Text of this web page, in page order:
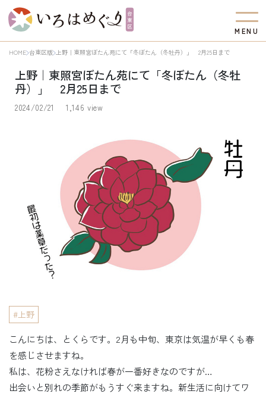
M EN U
HOME 台東区版 上野｜東照宮ぼたん苑にて「冬ぼたん（冬牡丹）」 2月25日まで
上野｜東照宮ぼたん苑にて「冬ぼたん（冬牡
丹）」 2月25日まで
2024/02/21 1,146 view
上野
こんにちは、とくらです。2月も中旬、東京は気温が早くも春
を感じさせますね。
私は、花粉さえなければ春が一番好きなのですが…
出会いと別れの季節がもうすぐ来ますね。新生活に向けてワ